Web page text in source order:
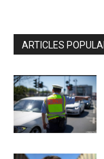
ARTICLES